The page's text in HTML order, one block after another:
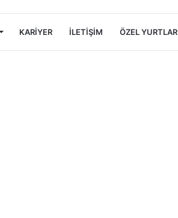
KARIYER İLETIŞIM ÖZEL YURTLAR